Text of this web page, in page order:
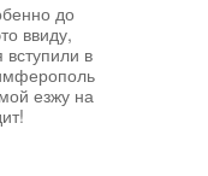
до
ввиду,
в
езжу на